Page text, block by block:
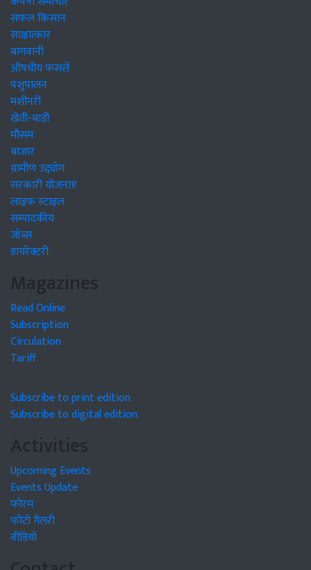
सफल किसान
साक्षात्कार
बागवानी
औषधीय फसलें
पशुपालन
मशीनरी
खेती-बाड़ी
मौसम
बाजार
ग्रामीण उद्द्योग
सरकारी योजनाएं
लाइफ स्टाइल
सम्पादकीय
जॉब्स
डायरेक्टरी
Magazines
Read Online
Subscription
Circulation
Tariff
Subscribe to print edition
Subscribe to digital edition
Activities
Upcoming Events
Events Update
फोरम
फोटो गैलरी
वीडियो